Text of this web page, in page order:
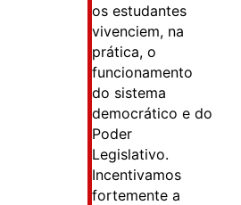
os estudantes
vivenciem, na
prática, o
funcionamento
do sistema
democrático e do
Poder
Legislativo.
Incentivamos
fortemente a